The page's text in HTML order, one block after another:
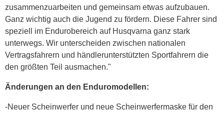
zusammenzuarbeiten und gemeinsam etwas aufzubauen.
Ganz wichtig auch die Jugend zu fördern. Diese Fahrer sind
speziell im Endurobereich auf Husqvarna ganz stark
unterwegs. Wir unterscheiden zwischen nationalen
Vertragsfahrern und händlerunterstützten Sportfahrern die
den größten Teil ausmachen."
Änderungen an den Enduromodellen:
-Neuer Scheinwerfer und neue Scheinwerfermaske für den